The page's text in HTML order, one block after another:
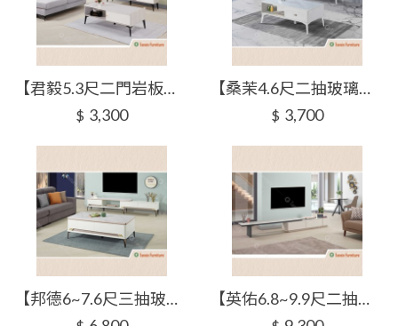
【君毅5.3尺二門岩板電視櫃】【2025-J327-3】【添興家具】
$ 3,300
【桑茉4.6尺二抽玻璃電視櫃】【2025-J328-2】【添興家具】
$ 3,700
【邦德6~7.6尺三抽玻璃伸縮電視櫃】【2025-J328-3】【添興家具】 【英佑6.8~9.9尺二抽科技石伸縮電視櫃】【2025-J329-3】【添興家具】